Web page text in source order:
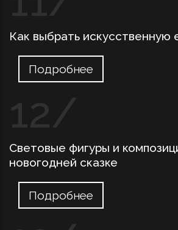
Как выбрать искусственную
Подробнее
Световые фигуры и
новогодней сказке
Подробнее